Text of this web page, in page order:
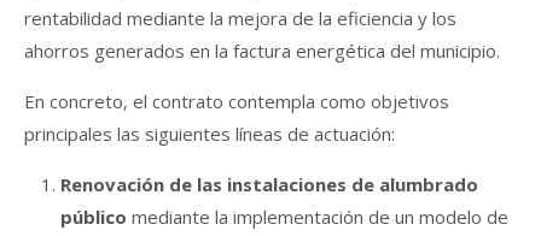
rentabilidad mediante la mejora de la eficiencia y los
ahorros generados en la factura energética del municipio.
En concreto, el contrato contempla como objetivos
principales las siguientes líneas de actuación:
Renovación de las instalaciones de alumbrado
público mediante la implementación de un modelo de